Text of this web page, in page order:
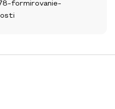
formirovanie-